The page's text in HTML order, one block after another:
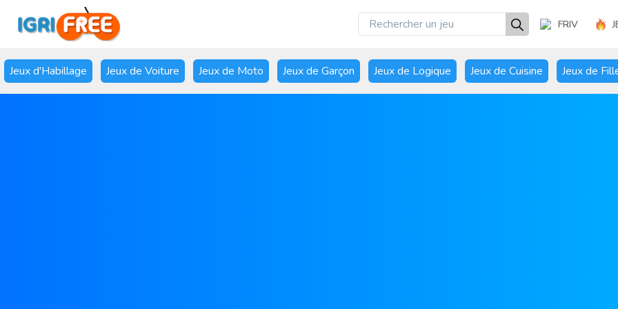
FRIV
Jeux d'Habillage Jeux de Voiture Jeux de Moto Jeux de Garçon Jeux de Logique Jeux de Cuisine Jeux de